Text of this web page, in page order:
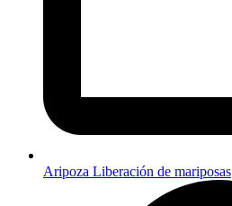
Aripoza Liberación de mariposas